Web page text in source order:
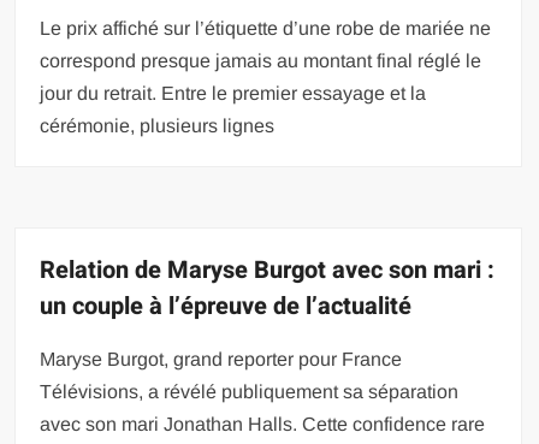
Le prix affiché sur l’étiquette d’une robe de mariée ne
correspond presque jamais au montant final réglé le
jour du retrait. Entre le premier essayage et la
cérémonie, plusieurs lignes
Relation de Maryse Burgot avec son mari :
un couple à l’épreuve de l’actualité
Maryse Burgot, grand reporter pour France
Télévisions, a révélé publiquement sa séparation
avec son mari Jonathan Halls. Cette confidence rare